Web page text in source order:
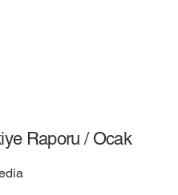
Raporu / Ocak